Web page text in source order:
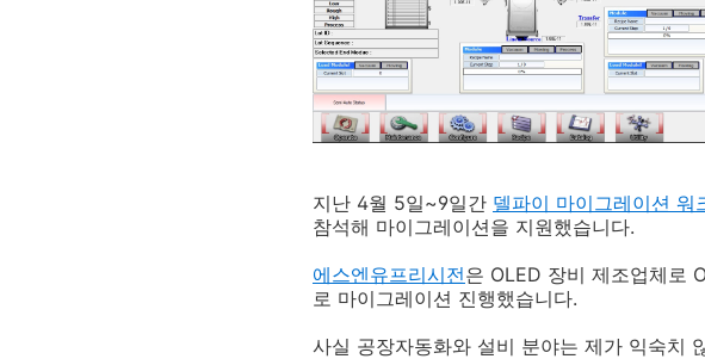
지난 4월 5일~9일간 델파이 마이그레이션 워
참석해 마이그레이션을 지원했습니다.
에스엔유프리시전은 OLED 장비 제조업체로
로 마이그레이션 진행했습니다.
사실 공장자동화와 설비 분야는 제가 익숙치